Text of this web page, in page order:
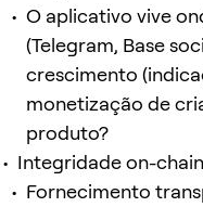
O aplicativo vive
(Telegram, Base
crescimento
monetização de
produto?
Integridade on-chain
Fornecimento